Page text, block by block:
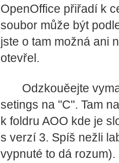
OpenOffice přiřadí k
soubor může být
jste o tam možná ani
otevřel.
Odzkouěejte
setings na "C". Tam
k foldru AOO kde je
s verzí 3. Spíš nežli
vypnuté to dá